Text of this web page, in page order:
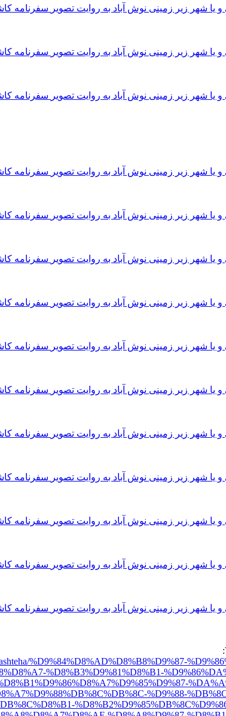
یا شهر زیر زمینی نوش آباد به روایت تصویر سفرنامه
یا شهر زیر زمینی نوش آباد به روایت تصویر سفرنامه
یا شهر زیر زمینی نوش آباد به روایت تصویر سفرنامه
یا شهر زیر زمینی نوش آباد به روایت تصویر سفرنامه
یا شهر زیر زمینی نوش آباد به روایت تصویر سفرنامه
یا شهر زیر زمینی نوش آباد به روایت تصویر سفرنامه
یا شهر زیر زمینی نوش آباد به روایت تصویر سفرنامه
یا شهر زیر زمینی نوش آباد به روایت تصویر سفرنامه
یا شهر زیر زمینی نوش آباد به روایت تصویر سفرنامه
یا شهر زیر زمینی نوش آباد به روایت تصویر سفرنامه
یا شهر زیر زمینی نوش آباد به روایت تصویر سفرنامه
یا شهر زیر زمینی نوش آباد به روایت تصویر سفرنامه
یا شهر زیر زمینی نوش آباد به روایت تصویر سفرنامه
یا شهر زیر زمینی نوش آباد به روایت تصویر سفرنامه
%D9%84%D8%AD%D8%B8%D9%87-
%D8%B3%D9%81%D8%B1-
%D9%88-